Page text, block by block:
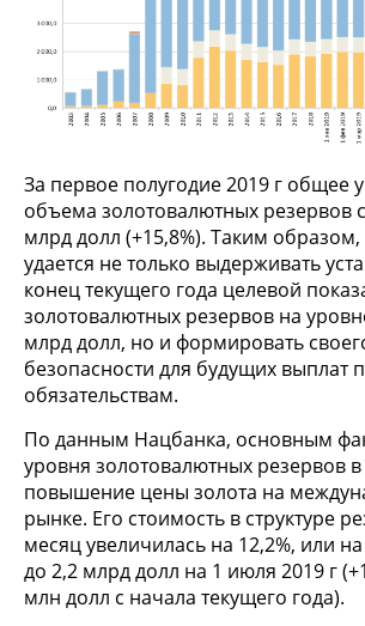
За первое полугодие 2019 г общее
объема золотовалютных резервов
млрд долл (+15,8%). Таким образом,
удается не только выдерживать
конец текущего года целевой
золотовалютных резервов на
млрд долл, но и формировать
безопасности для будущих выплат
обязательствам.
По данным Нацбанка, основным
уровня золотовалютных резервов
повышение цены золота на
рынке. Его стоимость в структуре
месяц увеличилась на 12,2%, или
до 2,2 млрд долл на 1 июля 2019 г
млн долл с начала текущего года).